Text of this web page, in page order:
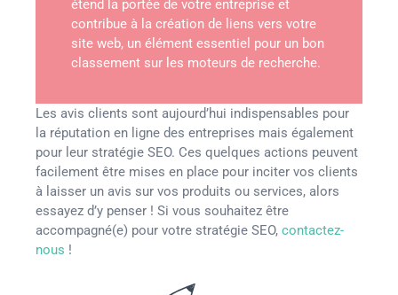
étend la portée de votre entreprise et
contribue à la création de liens vers votre
site web, un élément essentiel pour un bon
classement sur les moteurs de recherche.
Les avis clients sont aujourd’hui indispensables pour
la réputation en ligne des entreprises mais également
pour leur stratégie SEO. Ces quelques actions peuvent
facilement être mises en place pour inciter vos clients
à laisser un avis sur vos produits ou services, alors
essayez d’y penser ! Si vous souhaitez être
accompagné(e) pour votre stratégie SEO, contactez-
nous !